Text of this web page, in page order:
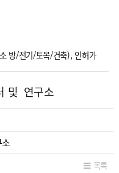
방/전기/토목/건축), 인허가
및 연구소
목록